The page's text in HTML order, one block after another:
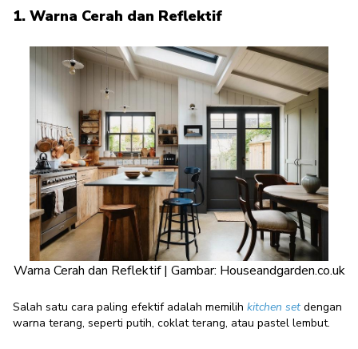
1. Warna Cerah dan Reflektif
Warna Cerah dan Reflektif | Gambar: Houseandgarden.co.uk
Salah satu cara paling efektif adalah memilih kitchen setdengan
warna terang, seperti putih, coklat terang, atau pastel lembut.